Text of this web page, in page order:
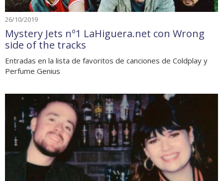
26/10/2019
Mystery Jets nº1 LaHiguera.net con Wrong
side of the tracks
Entradas en la lista de favoritos de canciones de Coldplay y
Perfume Genius